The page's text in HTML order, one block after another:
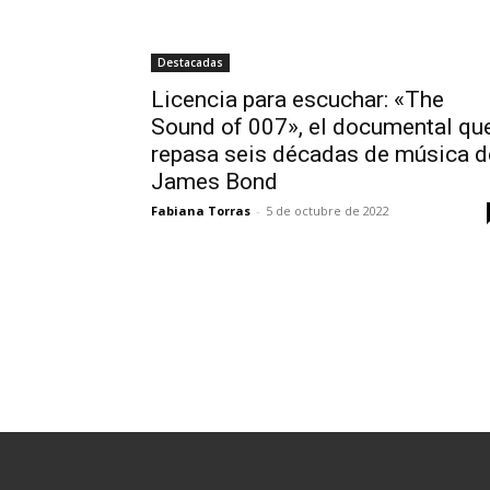
Destacadas
Licencia para escuchar: «The
Sound of 007», el documental
repasa seis décadas de música
James Bond
Fabiana Torras - 5 de octubre de 2022